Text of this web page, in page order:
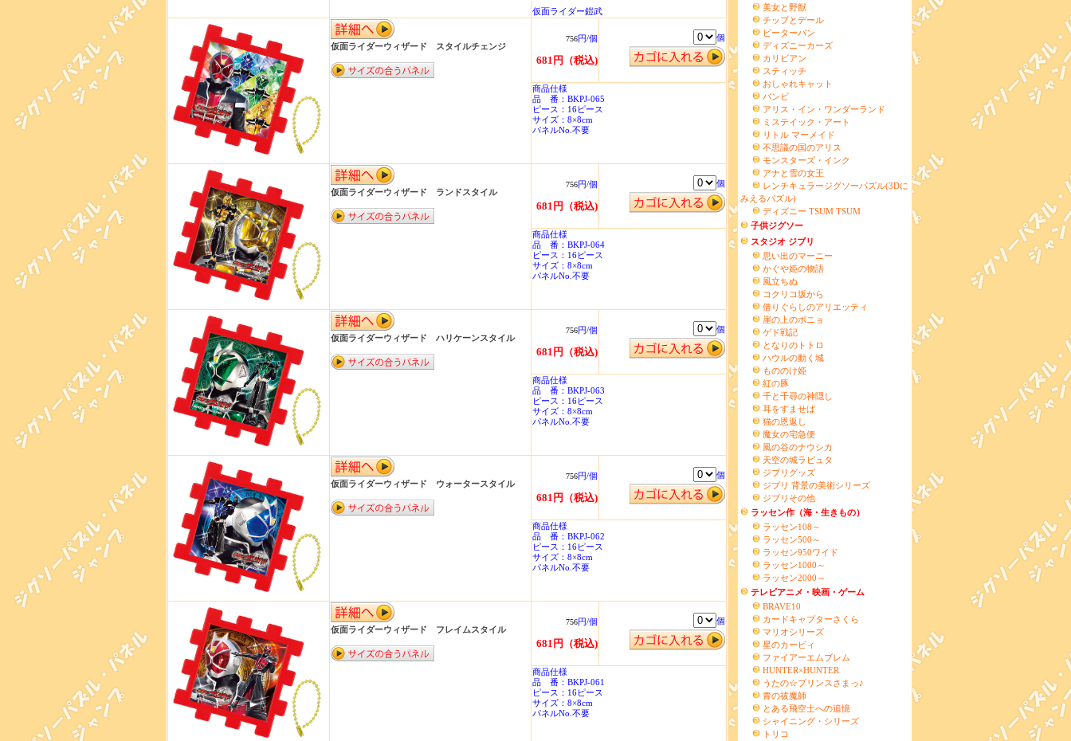
仮面ライダー鎧武
仮面ライダーウィザード スタイルチェンジ
756円/個
681円（税込)
個
商品仕様
品 番：BKPJ-065
ピース：16ピース
サイズ：8×8cm
パネルNo.不要
仮面ライダーウィザード ランドスタイル
756円/個
681円（税込)
個
商品仕様
品 番：BKPJ-064
ピース：16ピース
サイズ：8×8cm
パネルNo.不要
仮面ライダーウィザード ハリケーンスタイル
756円/個
681円（税込)
個
商品仕様
品 番：BKPJ-063
ピース：16ピース
サイズ：8×8cm
パネルNo.不要
仮面ライダーウィザード ウォータースタイル
756円/個
681円（税込)
個
商品仕様
品 番：BKPJ-062
ピース：16ピース
サイズ：8×8cm
パネルNo.不要
仮面ライダーウィザード フレイムスタイル
756円/個
681円（税込)
個
商品仕様
品 番：BKPJ-061
ピース：16ピース
サイズ：8×8cm
パネルNo.不要
美女と野獣
チップとデール
ピーターパン
ディズニーカーズ
カリビアン
スティッチ
おしゃれキャット
バンビ
アリス・イン・ワンダーランド
ミステイック・アート
リトル マーメイド
不思議の国のアリス
モンスターズ・インク
アナと雪の女王
レンチキュラージグソーパズル(3Dに
みえるパズル)
ディズニー TSUM TSUM
子供ジグソー
スタジオ ジブリ
思い出のマーニー
かぐや姫の物語
風立ちぬ
コクリコ坂から
借りぐらしのアリエッティ
崖の上のポニョ
ゲド戦記
となりのトトロ
ハウルの動く城
もののけ姫
紅の豚
千と千尋の神隠し
耳をすませば
猫の恩返し
魔女の宅急便
風の谷のナウシカ
天空の城ラピュタ
ジブリグッズ
ジブリ 背景の美術シリーズ
ジブリその他
ラッセン作（海・生きもの）
ラッセン108～
ラッセン500～
ラッセン950ワイド
ラッセン1000～
ラッセン2000～
テレビアニメ・映画・ゲーム
BRAVE10
カードキャプターさくら
マリオシリーズ
星のカービィ
ファイアーエムブレム
HUNTER×HUNTER
うたの☆プリンスさまっ♪
青の祓魔師
とある飛空士への追憶
シャイニング・シリーズ
トリコ